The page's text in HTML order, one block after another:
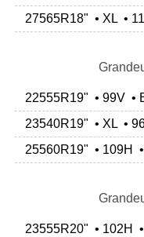
27565R18" • XL •
22555R19" • 99V •
23540R19" • XL •
25560R19" • 109H
23555R20" • 102H